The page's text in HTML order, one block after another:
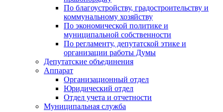
По благоустройству, градостроительству и
коммунальному хозяйству
По экономической политике и
муниципальной собственности
По регламенту, депутатской этике и
организации работы Думы
Депутатские объединения
Аппарат
Организационный отдел
Юридический отдел
Отдел учета и отчетности
Муниципальная служба